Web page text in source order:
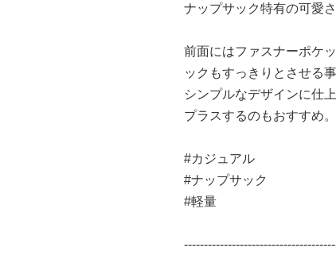
ナップサック特有の可愛
前面にはファスナーポケ
ックもすっきりとさせる事
シンプルなデザインに仕
プラスするのもおすすめ。
#カジュアル
#ナップサック
#軽量